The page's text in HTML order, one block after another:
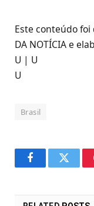
Este conteúdo
DA NOTÍCIA e
U | U
U
Brasil
FacebookTwitter